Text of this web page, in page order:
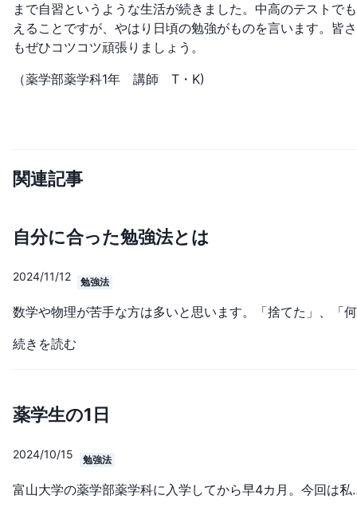
まで自習というような生活が続きました。中高のテストで
えることですが、やはり日頃の勉強がものを言います。皆
もぜひコツコツ頑張りましょう。
（薬学部薬学科1年 講師 T・K)
関連記事
自分に合った勉強法とは
2024/11/12 勉強法
続きを読む
薬学生の1日
2024/10/15 勉強法
富山大学の薬学部薬学科に入学してから早4カ月。今回は私の薬学生の一日についてご紹介します。大学には大きく分けて「教養科目」と「専門科目」の二種類の科目が存在します。教養科目では様々な学部の学生が同じ教室で受講します。英語や第二外国語をはじめとして、人文系や社会系、情報処理など様々な授業があります。専門科目では基本的に同じ学部の生徒が受講します。薬学部の一年次ではあまり科目数は多くないのですが、基礎有機化学や医療学入門などの